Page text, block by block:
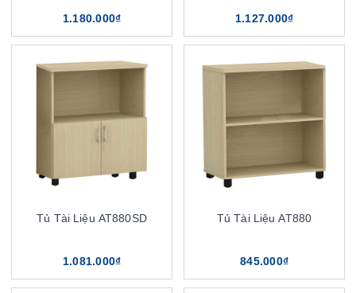
1.180.000₫ 1.127.000₫
Tủ Tài Liệu AT880SD
1.081.000₫
Tủ Tài Liệu AT880
845.000₫